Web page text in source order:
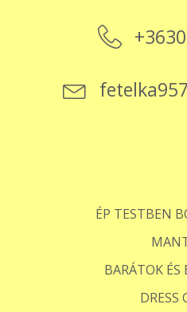
ÉP TESTBEN
BARÁTOK
DRESS